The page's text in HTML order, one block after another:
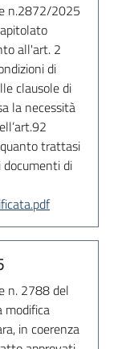
n.2872/2025
all'art. 2
di
clausole di
la necessità
trattasi
di
n. 2788 del
in coerenza